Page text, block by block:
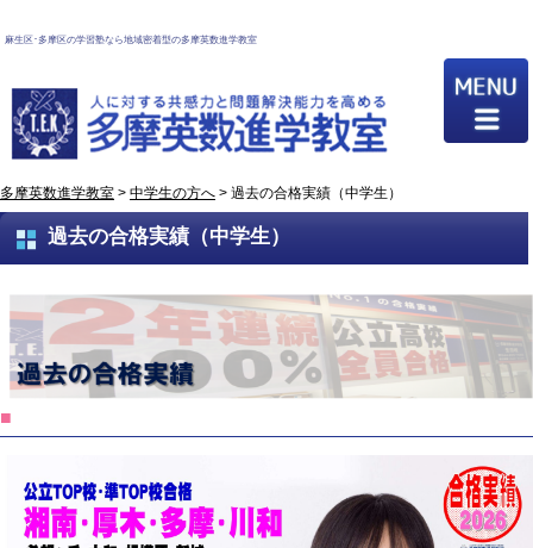
麻生区･多摩区の学習塾なら地域密着型の多摩英数進学教室
多摩英数進学教室 > 中学生の方へ > 過去の合格実績（中学生）
過去の合格実績（中学生）